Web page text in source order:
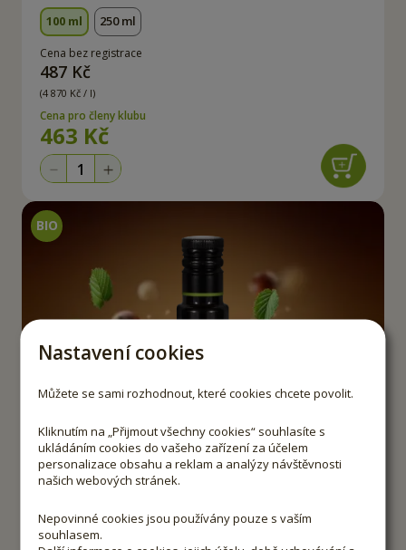
100 ml 250 ml
Cena bez registrace
487 Kč
(4 870 Kč / l)
Cena pro členy klubu
463 Kč
Nastavení cookies
Můžete se sami rozhodnout, které cookies chcete povolit.
Kliknutím na „Přijmout všechny cookies“ souhlasíte s
ukládáním cookies do vašeho zařízení za účelem
personalizace obsahu a reklam a analýzy návštěvnosti
našich webových stránek.
Nepovinné cookies jsou používány pouze s vaším
souhlasem.